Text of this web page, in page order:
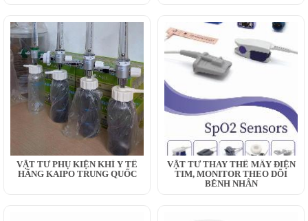
VẬT TƯ PHỤ KIỆN KHÍ Y TẾ
HÃNG KAIPO TRUNG QUỐC
VẬT TƯ THAY THẾ MÂY ĐIỆN
TIM, MONITOR THEO DÕI
BỆNH NHÂN